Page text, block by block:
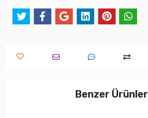
Benzer Ürünler